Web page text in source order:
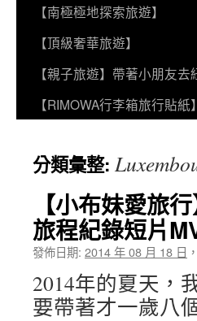
【南極極地探索旅遊】
【頂級奢華旅遊】
【親子旅遊】帶著小朋友
【RIMOWA行李箱旅行貼紙】
分類彙整:
【小布妹愛旅
旅程紀錄短片
發佈日期: 2014 年 08 月 18 日 ，
2014年的夏天，
要帶著才一歲八